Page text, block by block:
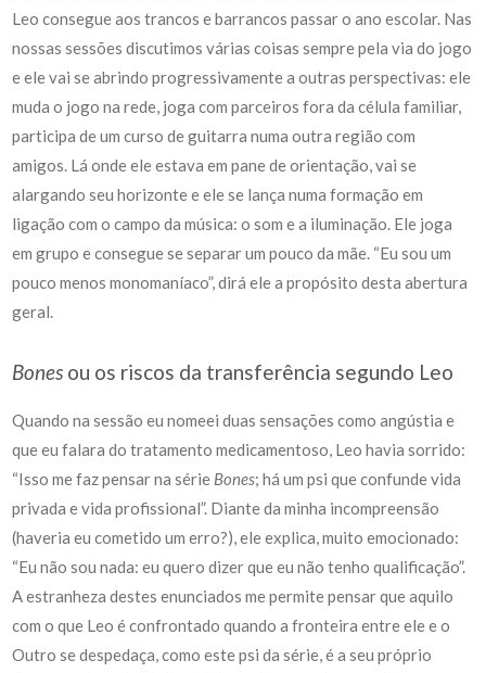
Leo consegue aos trancos e barrancos passar o ano escolar. Nas
nossas sessões discutimos várias coisas sempre pela via do jogo
e ele vai se abrindo progressivamente a outras perspectivas: ele
muda o jogo na rede, joga com parceiros fora da célula familiar,
participa de um curso de guitarra numa outra região com
amigos. Lá onde ele estava em pane de orientação, vai se
alargando seu horizonte e ele se lança numa formação em
ligação com o campo da música: o som e a iluminação. Ele joga
em grupo e consegue se separar um pouco da mãe. “Eu sou um
pouco menos monomaníaco”, dirá ele a propósito desta abertura
geral.
Bones ou os riscos da transferência segundo Leo
Quando na sessão eu nomeei duas sensações como angústia e
que eu falara do tratamento medicamentoso, Leo havia sorrido:
“Isso me faz pensar na série Bones; há um psi que confunde vida
privada e vida profissional”. Diante da minha incompreensão
(haveria eu cometido um erro?), ele explica, muito emocionado:
“Eu não sou nada: eu quero dizer que eu não tenho qualificação”.
A estranheza destes enunciados me permite pensar que aquilo
com o que Leo é confrontado quando a fronteira entre ele e o
Outro se despedaça, como este psi da série, é a seu próprio